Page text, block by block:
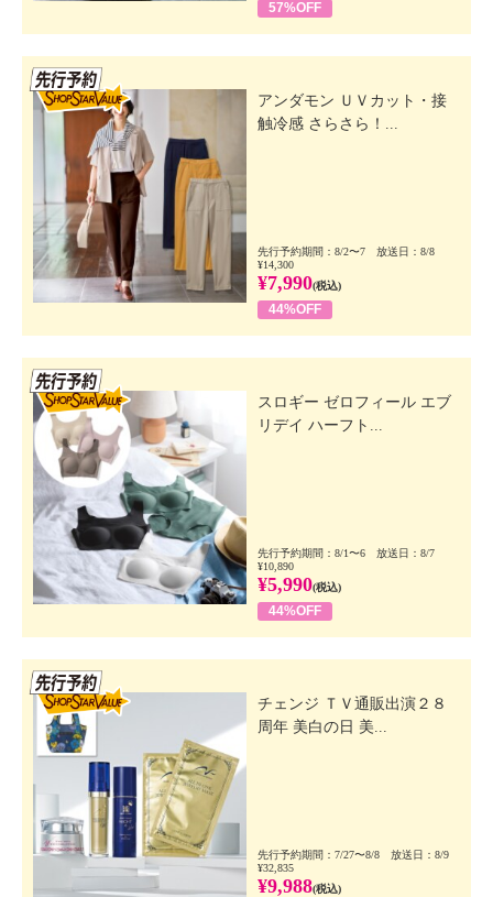
57%OFF
アンダモン ＵＶカット・接
触冷感 さらさら！...
先行予約期間：8/2〜7 放送日：8/8
¥14,300
¥7,990(税込)
44%OFF
スロギー ゼロフィール エブ
リデイ ハーフト...
先行予約期間：8/1〜6 放送日：8/7
¥10,890
¥5,990(税込)
44%OFF
チェンジ ＴＶ通販出演２８
周年 美白の日 美...
先行予約期間：7/27〜8/8 放送日：8/9
¥32,835
¥9,988(税込)